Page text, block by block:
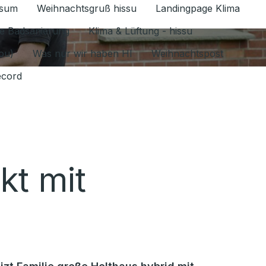
Datenschutz 1.6.2026 umschalten
Weihnachtsgruß hissu
Landingpage Klima
Badsanierung
Klima & Lüftung - hissu
Was nur wir haben HI
Weihnachtspost
mit